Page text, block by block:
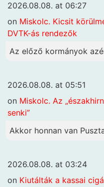
2026.08.08. at 06:27
on Miskolc. Kicsit
DVTK-ás rendezők
Az előző kormányok
2026.08.08. at 05:51
on Miskolc. Az
senki”
Akkor honnan van
2026.08.08. at 03:24
on Kiutálták a kassai